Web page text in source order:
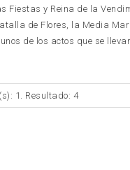
Fiestas y Reina de la
de Flores, la Media
de los actos que se
1. Resultado: 4